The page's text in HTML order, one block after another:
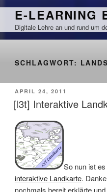
Zum
springen
E-LEARNING
Digitale Lehre an und rund um
SCHLAGWORT:
VERÖFFENTLICHT
AM
APRIL 24, 2011
[l3t] Interaktive
So nun ist
interaktive Landkarte.
nochmals bereit erklärte